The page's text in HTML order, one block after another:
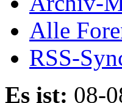
Alle
RSS-
Es ist: 08-